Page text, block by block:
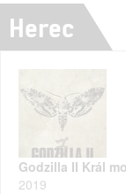
Herec
Godzilla II Král
2019